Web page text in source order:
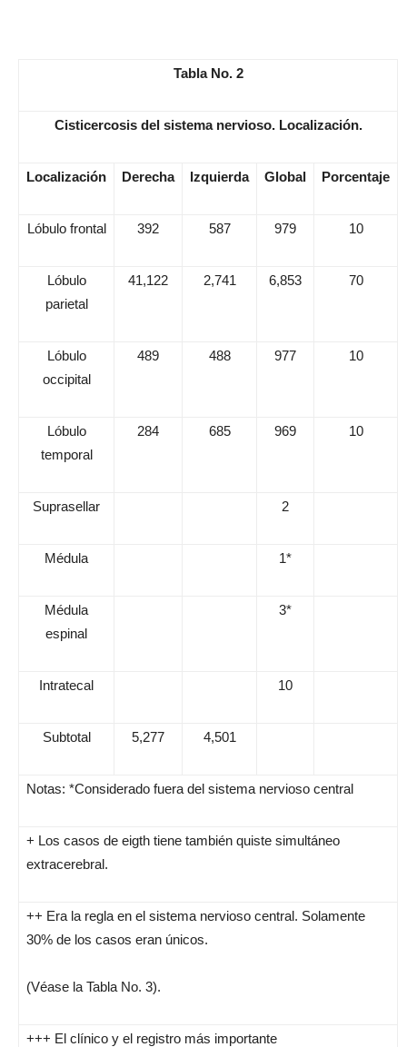
Tabla No. 2
Cisticercosis del sistema nervioso. Localización.
Localización Derecha Izquierda Global Porcentaje
Lóbulo frontal 392 587 979 10
Lóbulo
parietal
41,122 2,741 6,853 70
Lóbulo
occipital
489 488 977 10
Lóbulo
temporal
284 685 969 10
Suprasellar 2
Médula 1*
Médula
espinal
3*
Intratecal 10
Subtotal 5,277 4,501
Notas: *Considerado fuera del sistema nervioso central
+ Los casos de eigth tiene también quiste simultáneo
extracerebral.
++ Era la regla en el sistema nervioso central. Solamente
30% de los casos eran únicos.
(Véase la Tabla No. 3).
+++ El clínico y el registro más importante